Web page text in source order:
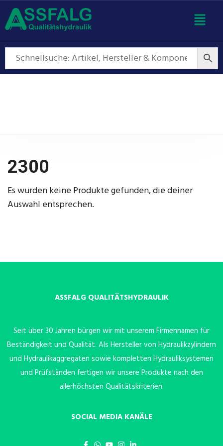
2300
Es wurden keine Produkte gefunden, die deiner
Auswahl entsprechen.
ASSFALG QUALITÄTSHYDRAULIK
Seit über 30 Jahren bürgen wir mit unserem Firmennamen für
Beständigkeit und Qualität. Als Hersteller von Hydraulikzylindern
und Hydraulikaggregaten sowie kompletten Hydrauliksystemen
und Prüfständen fertigen wir unsere Produkte nach den
allerhöchsten Qualitätskriterien.
SOCIAL MEDIA KANÄLE